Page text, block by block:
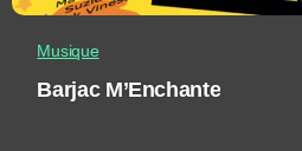
Musique
Barjac M’Enchante